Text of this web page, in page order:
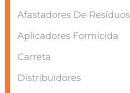
Afastadores De Resíduos
Aplicadores Formicida
Carreta
Distribuidores